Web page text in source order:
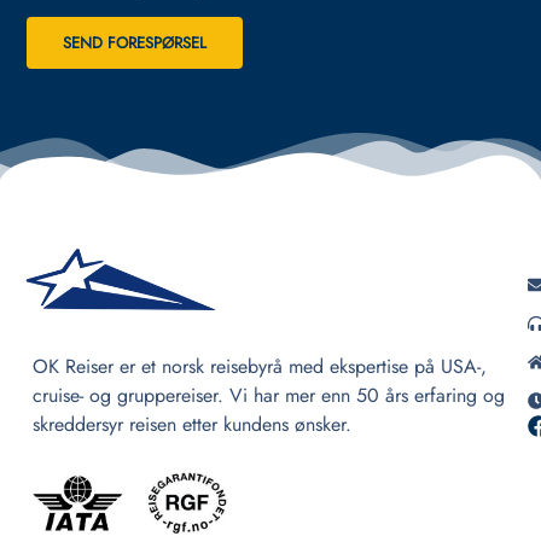
SEND FORESPØRSEL
OK Reiser er et norsk reisebyrå med ekspertise på USA-,
cruise- og gruppereiser. Vi har mer enn 50 års erfaring og
skreddersyr reisen etter kundens ønsker.